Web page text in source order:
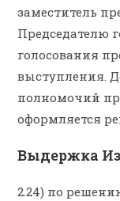
заместитель
Председателю
голосования
выступления.
полномочий
оформляется
Выдержка Из
2.24) по